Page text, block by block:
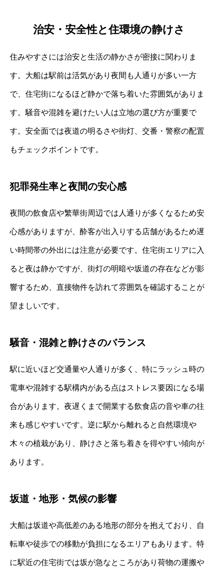
治安・安全性と住環境の静けさ
住みやすさには治安と生活の静かさが密接に関わりま
す。大船は駅前は活気があり夜間も人通りが多い一方
で、住宅街になるほど静かで落ち着いた雰囲気がありま
す。騒音や混雑を避けたい人は立地の選び方が重要で
す。安全面では夜道の明るさや街灯、交番・警察の配置
もチェックポイントです。
犯罪発生率と夜間の安心感
夜間の飲食店や繁華街周辺では人通りが多くなるため安
心感がありますが、酔客が出入りする店舗があるため遅
い時間帯の外出には注意が必要です。住宅街エリアに入
ると夜は静かですが、街灯の明暗や坂道の存在などが影
響するため、直接物件を訪れて雰囲気を確認することが
望ましいです。
騒音・混雑と静けさのバランス
駅に近いほど交通量や人通りが多く、特にラッシュ時の
電車や混雑する駅構内がある点はストレス要因になる場
合があります。夜遅くまで開業する飲食店の音や車の往
来も感じやすいです。逆に駅から離れると自然環境や
木々の植栽があり、静けさと落ち着きを得やすい傾向が
あります。
坂道・地形・気候の影響
大船は坂道や高低差のある地形の部分を抱えており、自
転車や徒歩での移動が負担になるエリアもあります。特
に駅近の住宅街では坂が急なところがあり荷物の運搬や